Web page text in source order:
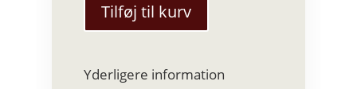
Cylinder
vase
Tilføj til kurv
Yderligere information